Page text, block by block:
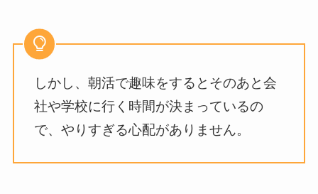
しかし、朝活で趣味をするとそのあと会
社や学校に行く時間が決まっているの
で、やりすぎる心配がありません。